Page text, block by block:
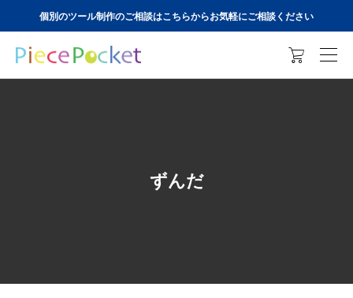
個別のツール制作のご相談はこちらからお気軽にご相談ください

ずんだ